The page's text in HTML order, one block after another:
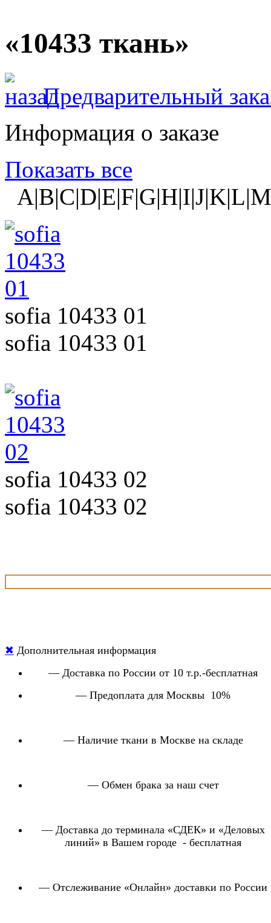
«10433 ткань»
Предварительный
Информация о заказе
Показать все
sofia 10433 01
sofia 10433 01
sofia 10433 02
sofia 10433 02
✖ Дополнительная информация
— Доставка по России от 10 т.р.-бесплатная
— Предоплата для Москвы 10%
— Наличие ткани в Москве на складе
— Обмен брака за наш счет
— Доставка до терминала «СДЕК» и «Деловых
линий» в Вашем городе - бесплатная
— Отслеживание «Онлайн» доставки по России